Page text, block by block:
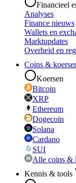
Financieel
Analyses
Finance nieuws
Wallets en
Marktupdates
Overheid en
Coins &
Koersen
Bitcoin
XRP
Ethereum
Dogecoin
Solana
Cardano
SUI
Alle coins &
Kennis & tools